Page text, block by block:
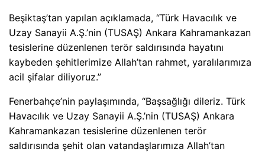
Beşiktaş’tan yapılan açıklamada, “Türk Havacılık ve
Uzay Sanayii A.Ş.’nin (TUSAŞ) Ankara Kahramankazan
tesislerine düzenlenen terör saldırısında hayatını
kaybeden şehitlerimize Allah’tan rahmet, yaralılarımıza
acil şifalar diliyoruz.”
Fenerbahçe’nin paylaşımında, “Başsağlığı dileriz. Türk
Havacılık ve Uzay Sanayii A.Ş.’nin (TUSAŞ) Ankara
Kahramankazan tesislerine düzenlenen terör
saldırısında şehit olan vatandaşlarımıza Allah’tan